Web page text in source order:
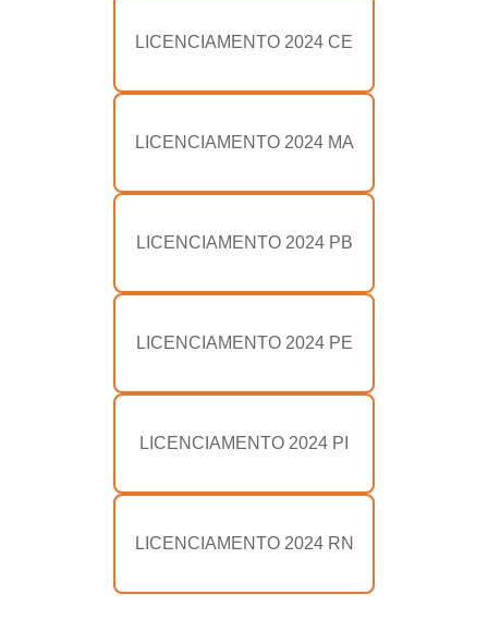
LICENCIAMENTO 2024 CE
LICENCIAMENTO 2024 MA
LICENCIAMENTO 2024 PB
LICENCIAMENTO 2024 PE
LICENCIAMENTO 2024 PI
LICENCIAMENTO 2024 RN